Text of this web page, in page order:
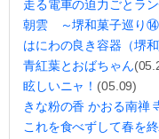
走る電車の迫力ごとラ
朝雲 ～堺和菓子巡り⑭
はにわの良き容器（堺
青紅葉とおばちゃん
眩しいニャ！ (05.09)
きな粉の香 かおる南禅
これを食べずして春を